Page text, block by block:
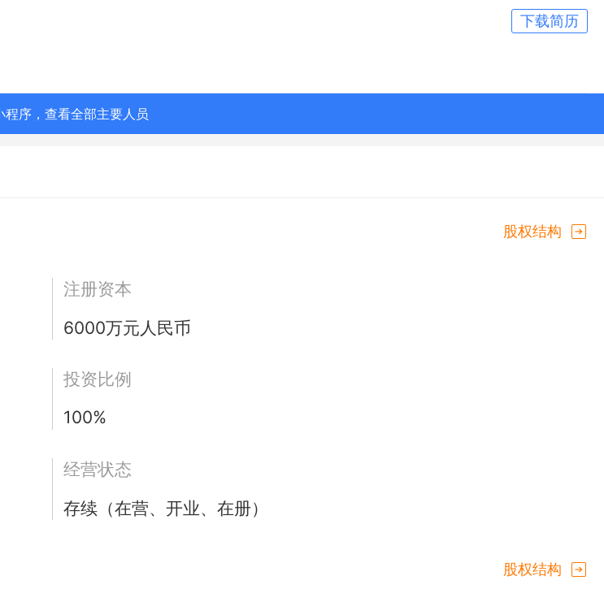
下载简历
程序，查看全部主要人员
股权结构
注册资本
6000万元人民币
投资比例
100%
经营状态
存续（在营、开业、在册）
股权结构